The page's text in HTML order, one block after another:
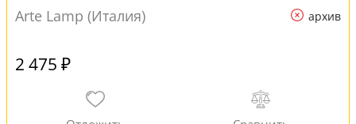
Arte Lamp (Италия) архив
2 475 ₽